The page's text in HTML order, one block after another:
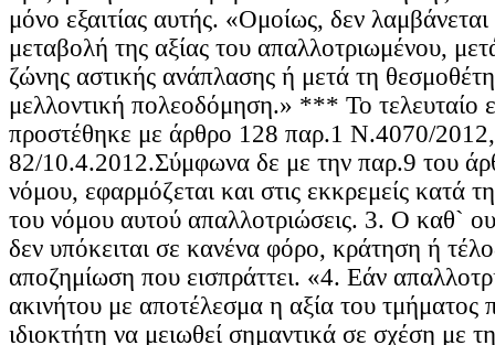
μόνο εξαιτίας αυτής. «Ομοίως, δεν
μεταβολή της αξίας του απαλλοτριωμένου,
ζώνης αστικής ανάπλασης ή μετά τη
μελλοντική πολεοδόμηση.» *** Το τελευταίο
προστέθηκε με άρθρο 128 παρ.1 Ν.4070/
82/10.4.2012.Σύμφωνα δε με την παρ.9 του
νόμου, εφαρμόζεται και στις εκκρεμείς κατά
του νόμου αυτού απαλλοτριώσεις. 3. Ο καθ`
δεν υπόκειται σε κανένα φόρο, κράτηση ή
αποζημίωση που εισπράττει. «4. Εάν
ακινήτου με αποτέλεσμα η αξία του τμήματος
ιδιοκτήτη να μειωθεί σημαντικά σε σχέση με